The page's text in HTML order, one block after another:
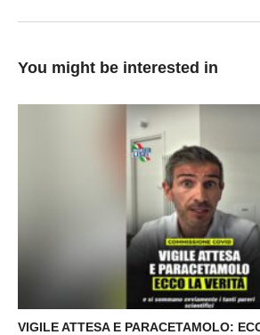
You might be interested in
VIGILE ATTESA E PARACETAMOLO: